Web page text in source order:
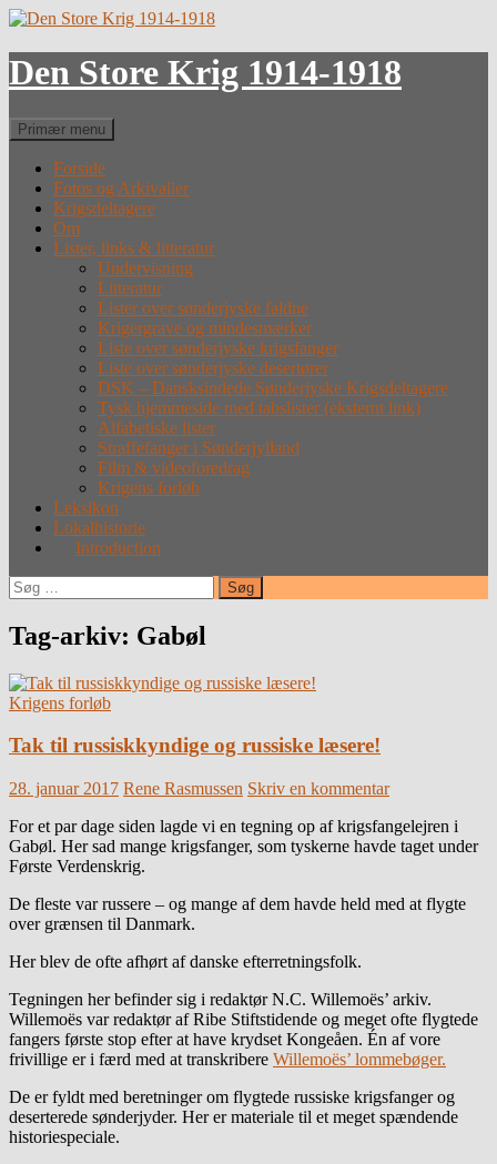
Hop
indhold
Den Store Krig 1914-1918
Søg
Primær menu
Forside
Fotos og Arkivalier
Krigsdeltagere
Om
Lister, links & litteratur
Undervisning
Litteratur
Lister over sønderjyske faldne
Krigergrave og mindesmærker
Liste over sønderjyske krigsfanger
Liste over sønderjyske desertører
DSK – Dansksindede Sønderjyske Krigsdeltagere
Tysk hjemmeside med tabslister (eksternt link)
Alfabetiske lister
Straffefanger i Sønderjylland
Film & videoforedrag
Krigens forløb
Leksikon
Lokalhistorie
Introduction
Søg
efter:
Tag-arkiv: Gabøl
Krigens forløb
Tak til russiskkyndige og russiske læsere!
28. januar 2017 Rene Rasmussen Skriv en kommentar
For et par dage siden lagde vi en tegning op af krigsfangelejren i
Gabøl. Her sad mange krigsfanger, som tyskerne havde taget under
Første Verdenskrig.
De fleste var russere – og mange af dem havde held med at flygte
over grænsen til Danmark.
Her blev de ofte afhørt af danske efterretningsfolk.
Tegningen her befinder sig i redaktør N.C. Willemoës’ arkiv.
Willemoës var redaktør af Ribe Stiftstidende og meget ofte flygtede
fangers første stop efter at have krydset Kongeåen. Én af vore
frivillige er i færd med at transkribere Willemoës’ lommebøger.
De er fyldt med beretninger om flygtede russiske krigsfanger og
deserterede sønderjyder. Her er materiale til et meget spændende
historiespeciale.